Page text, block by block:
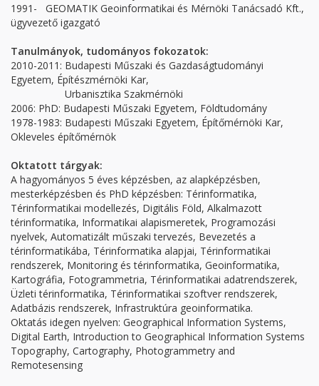
1991- GEOMATIK Geoinformatikai és Mérnöki Tanácsadó Kft.,
ügyvezető igazgató
Tanulmányok, tudományos fokozatok:
2010-2011: Budapesti Műszaki és Gazdaságtudományi
Egyetem, Építészmérnöki Kar,
Urbanisztika Szakmérnöki
2006: PhD: Budapesti Műszaki Egyetem, Földtudomány
1978-1983: Budapesti Műszaki Egyetem, Építőmérnöki Kar,
Okleveles építőmérnök
Oktatott tárgyak:
A hagyományos 5 éves képzésben, az alapképzésben,
mesterképzésben és PhD képzésben: Térinformatika,
Térinformatikai modellezés, Digitális Föld, Alkalmazott
térinformatika, Informatikai alapismeretek, Programozási
nyelvek, Automatizált műszaki tervezés, Bevezetés a
térinformatikába, Térinformatika alapjai, Térinformatikai
rendszerek, Monitoring és térinformatika, Geoinformatika,
Kartográfia, Fotogrammetria, Térinformatikai adatrendszerek,
Üzleti térinformatika, Térinformatikai szoftver rendszerek,
Adatbázis rendszerek, Infrastruktúra geoinformatika.
Oktatás idegen nyelven: Geographical Information Systems,
Digital Earth, Introduction to Geographical Information Systems
Topography, Cartography, Photogrammetry and
Remotesensing